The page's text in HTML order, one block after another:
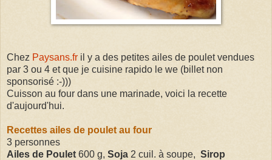
Chez Paysans.fr il y a des petites ailes de poulet vendues
par 3 ou 4 et que je cuisine rapido le we (billet non
sponsorisé :-)))
Cuisson au four dans une marinade, voici la recette
d'aujourd'hui.
Recettes ailes de poulet au four
3 personnes
Ailes de Poulet 600 g, Soja 2 cuil. à soupe, Sirop